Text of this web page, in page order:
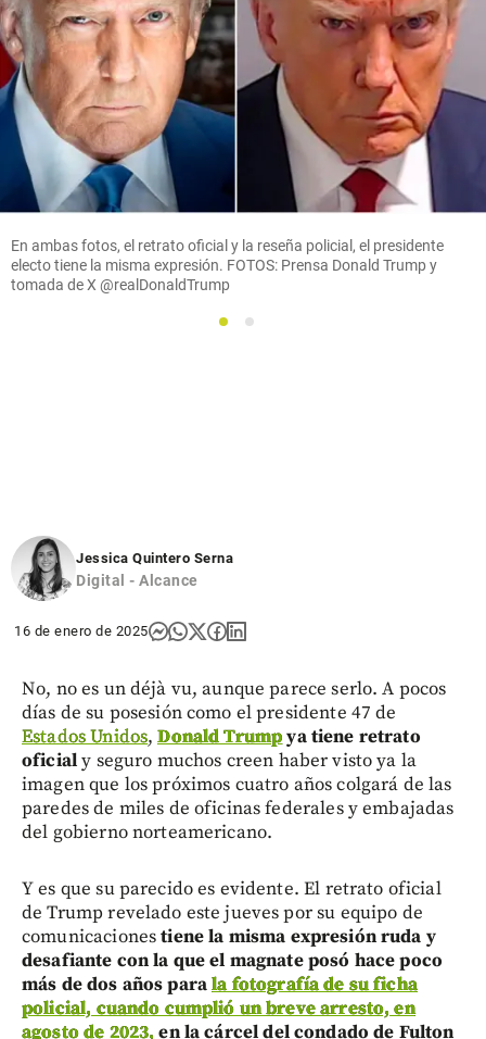
En ambas fotos, el retrato oficial y la reseña policial, el presidente
electo tiene la misma expresión. FOTOS: Prensa Donald Trump y
tomada de X @realDonaldTrump
1 2
Jessica Quintero Serna
Digital - Alcance
16 de enero de 2025
No, no es un déjà vu, aunque parece serlo. A pocos
días de su posesión como el presidente 47 de
Estados Unidos,Donald Trumpya tiene retrato
oficialy seguro muchos creen haber visto ya la
imagen que los próximos cuatro años colgará de las
paredes de miles de oficinas federales y embajadas
del gobierno norteamericano.
Y es que su parecido es evidente. El retrato oficial
de Trump revelado este jueves por su equipo de
comunicacionestiene la misma expresión ruda y
desafiante con la que el magnate posó hace poco
más de dos años parala fotografía de su ficha
policial, cuando cumplió un breve arresto, en
agosto de 2023, en la cárcel del condado de Fulton